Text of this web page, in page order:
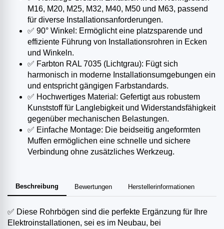
M16, M20, M25, M32, M40, M50 und M63, passend
für diverse Installationsanforderungen.​
✅ 90° Winkel: Ermöglicht eine platzsparende und
effiziente Führung von Installationsrohren in Ecken
und Winkeln.​
✅ Farbton RAL 7035 (Lichtgrau): Fügt sich
harmonisch in moderne Installationsumgebungen ein
und entspricht gängigen Farbstandards.​
✅ Hochwertiges Material: Gefertigt aus robustem
Kunststoff für Langlebigkeit und Widerstandsfähigkeit
gegenüber mechanischen Belastungen.​
✅ Einfache Montage: Die beidseitig angeformten
Muffen ermöglichen eine schnelle und sichere
Verbindung ohne zusätzliches Werkzeug.​
Beschreibung Bewertungen Herstellerinformationen
✅ Diese Rohrbögen sind die perfekte Ergänzung für Ihre
Elektroinstallationen, sei es im Neubau, bei